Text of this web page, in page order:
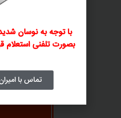
با توجه به نوسان
بصورت تلفنی استعلام
تماس با